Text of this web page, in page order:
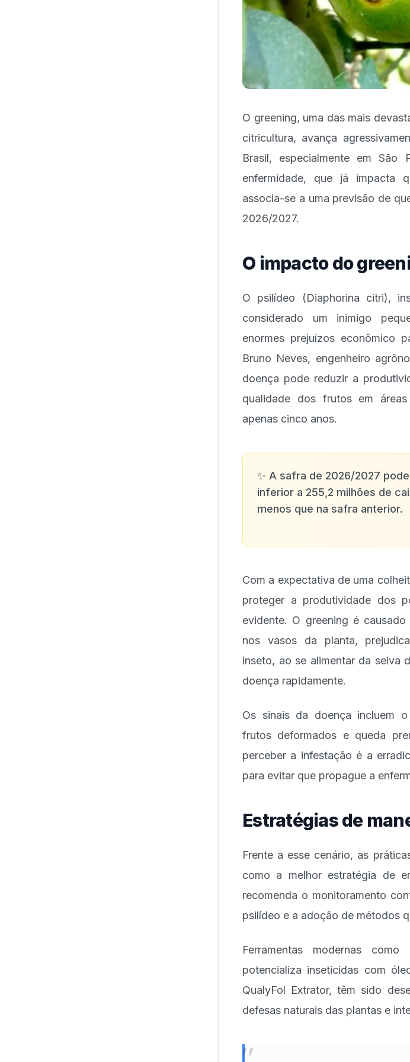
O greening, uma das mais
citricultura, avança
Brasil, especialmente em São
enfermidade, que já impacta
associa-se a uma previsão de
2026/2027.
O impacto do
O psilídeo (Diaphorina citri),
considerado um inimigo
enormes prejuízos econômico
Bruno Neves, engenheiro
doença pode reduzir a
qualidade dos frutos em
apenas cinco anos.
✨ A safra de 2026/2027
inferior a 255,2 milhões de
menos que na safra anterior.
Com a expectativa de uma
proteger a produtividade dos
evidente. O greening é
nos vasos da planta,
inseto, ao se alimentar da seiva
doença rapidamente.
Os sinais da doença incluem
frutos deformados e queda
perceber a infestação é a
para evitar que propague a
Estratégias de
Frente a esse cenário, as
como a melhor estratégia de
recomenda o monitoramento
psilídeo e a adoção de métodos
Ferramentas modernas
potencializa inseticidas com
QualyFol Extrator, têm sido
defesas naturais das plantas e